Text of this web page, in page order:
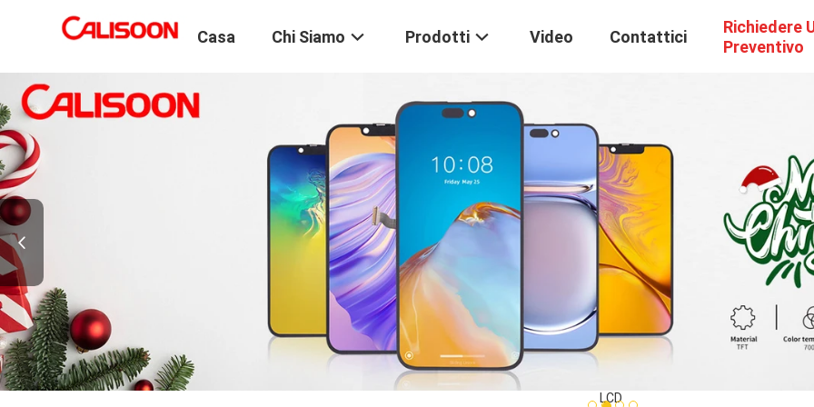
Casa Chi Siamo Prodotti Video Contattici
Richiedere
Preventivo
LCD